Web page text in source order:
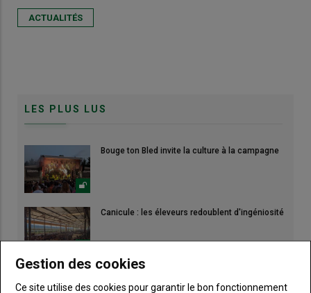
ACTUALITÉS
LES PLUS LUS
Bouge ton Bled invite la culture à la campagne
Canicule : les éleveurs redoublent d'ingéniosité
de récolte
Gestion des cookies
Ce site utilise des cookies pour garantir le bon fonctionnement